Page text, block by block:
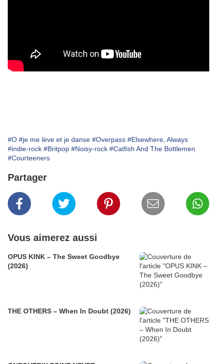
#O #je me lève et je danse #Overpass #Elsewhere, Always
#indie-rock #Britpop #Noisy-rock #Catfish And The Bottlemen
#Courteeners
Partager
Vous aimerez aussi
OPUS KINK – The Sweet Goodbye
(2026)
THE OTHERS – When In Doubt (2026)